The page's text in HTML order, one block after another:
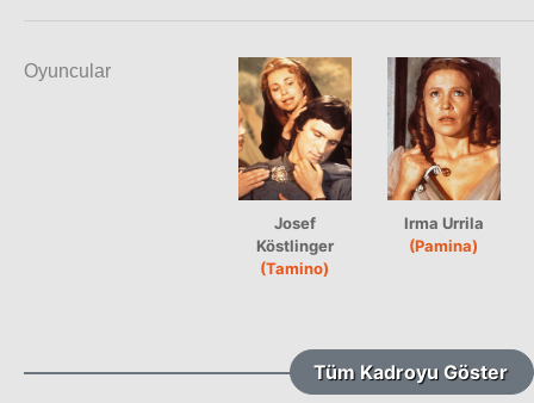
Oyuncular
Josef
Köstlinger
(Tamino)
Irma Urrila
(Pamina)
Tüm Kadroyu Göster